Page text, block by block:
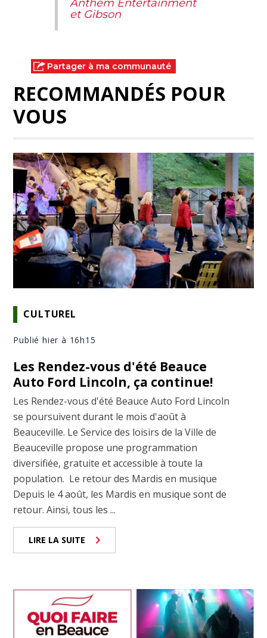
Anthem Entertainment
et Gibson
Partager à ma communauté
RECOMMANDÉS POUR
VOUS
CULTUREL
Publié hier à 16h15
Les Rendez-vous d'été Beauce
Auto Ford Lincoln, ça continue!
Les Rendez-vous d'été Beauce Auto Ford Lincoln
se poursuivent durant le mois d'août à
Beauceville. Le Service des loisirs de la Ville de
Beauceville propose une programmation
diversifiée, gratuite et accessible à toute la
population. Le retour des Mardis en musique
Depuis le 4 août, les Mardis en musique sont de
retour. Ainsi, tous les ...
LIRE LA SUITE